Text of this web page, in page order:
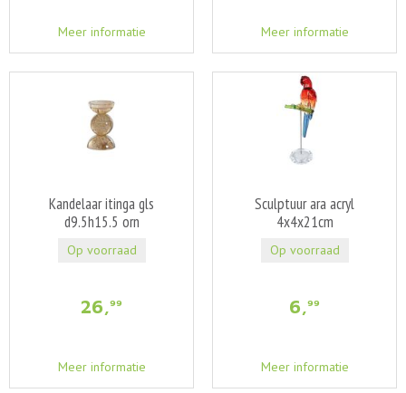
Meer informatie Meer informatie
Kandelaar itinga gls
d9.5h15.5 orn
26,99
Meer informatie
Op voorraad
Sculptuur ara acryl
4x4x21cm
6,99
Meer informatie
Op voorraad